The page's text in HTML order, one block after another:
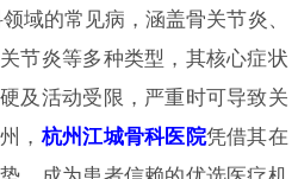
的常见病，涵盖骨关节炎、
节炎等多种类型，其核心症状
及活动受限，严重时可导致关
， 杭州江城骨科医院凭借其在